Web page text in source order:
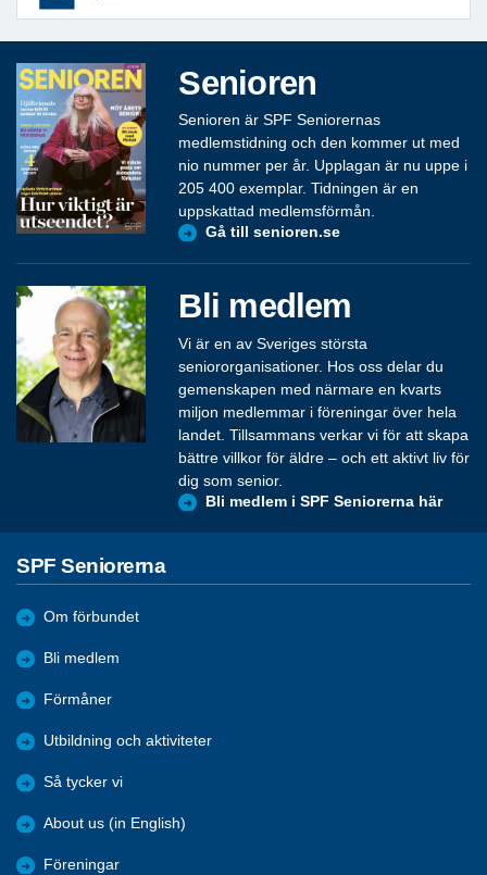
Senioren
Senioren är SPF Seniorernas
medlemstidning och den kommer ut med
nio nummer per år. Upplagan är nu uppe i
205 400 exemplar. Tidningen är en
uppskattad medlemsförmån.
Gå till senioren.se
Bli medlem
Vi är en av Sveriges största
seniororganisationer. Hos oss delar du
gemenskapen med närmare en kvarts
miljon medlemmar i föreningar över hela
landet. Tillsammans verkar vi för att skapa
bättre villkor för äldre – och ett aktivt liv för
dig som senior.
Bli medlem i SPF Seniorerna här
SPF Seniorerna
Om förbundet
Bli medlem
Förmåner
Utbildning och aktiviteter
Så tycker vi
About us (in English)
Föreningar